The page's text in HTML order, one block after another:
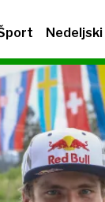
Nedeljski